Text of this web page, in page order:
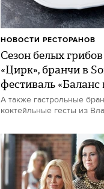
Сезон белых
«Цирк», бранчи в
фестиваль «Баланс
А также гастрольные
коктейльные гесты из
НОВОСТИ РЕСТОРАНОВ